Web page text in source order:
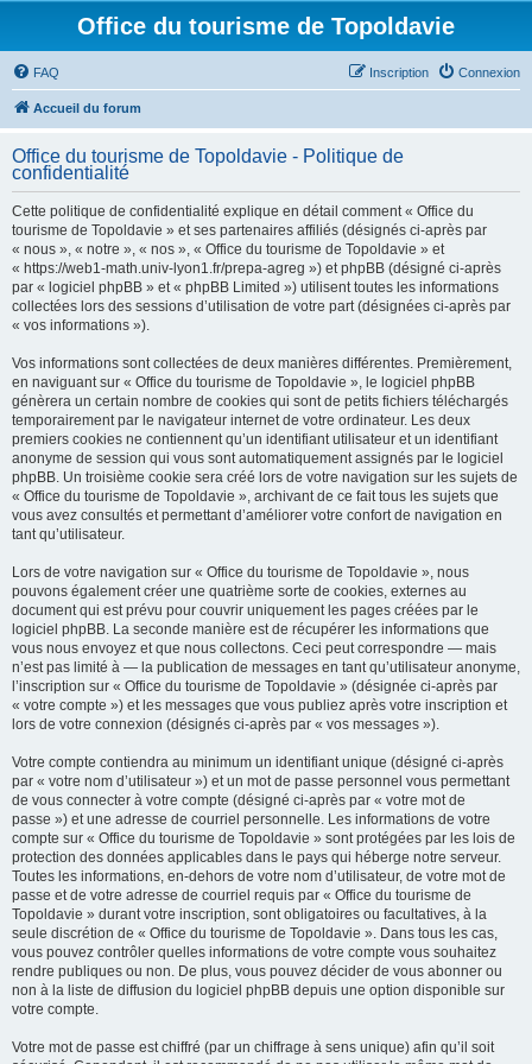
Office du tourisme de Topoldavie
FAQ Connexion
Inscription
Accueil du forum
Office du tourisme de Topoldavie - Politique de
confidentialité
Cette politique de confidentialité explique en détail comment « Office du
tourisme de Topoldavie » et ses partenaires affiliés (désignés ci-après par
« nous », « notre », « nos », « Office du tourisme de Topoldavie » et
« https://web1-math.univ-lyon1.fr/prepa-agreg ») et phpBB (désigné ci-après
par « logiciel phpBB » et « phpBB Limited ») utilisent toutes les informations
collectées lors des sessions d’utilisation de votre part (désignées ci-après par
« vos informations »).
Vos informations sont collectées de deux manières différentes. Premièrement,
en naviguant sur « Office du tourisme de Topoldavie », le logiciel phpBB
génèrera un certain nombre de cookies qui sont de petits fichiers téléchargés
temporairement par le navigateur internet de votre ordinateur. Les deux
premiers cookies ne contiennent qu’un identifiant utilisateur et un identifiant
anonyme de session qui vous sont automatiquement assignés par le logiciel
phpBB. Un troisième cookie sera créé lors de votre navigation sur les sujets de
« Office du tourisme de Topoldavie », archivant de ce fait tous les sujets que
vous avez consultés et permettant d’améliorer votre confort de navigation en
tant qu’utilisateur.
Lors de votre navigation sur « Office du tourisme de Topoldavie », nous
pouvons également créer une quatrième sorte de cookies, externes au
document qui est prévu pour couvrir uniquement les pages créées par le
logiciel phpBB. La seconde manière est de récupérer les informations que
vous nous envoyez et que nous collectons. Ceci peut correspondre — mais
n’est pas limité à — la publication de messages en tant qu’utilisateur anonyme,
l’inscription sur « Office du tourisme de Topoldavie » (désignée ci-après par
« votre compte ») et les messages que vous publiez après votre inscription et
lors de votre connexion (désignés ci-après par « vos messages »).
Votre compte contiendra au minimum un identifiant unique (désigné ci-après
par « votre nom d’utilisateur ») et un mot de passe personnel vous permettant
de vous connecter à votre compte (désigné ci-après par « votre mot de
passe ») et une adresse de courriel personnelle. Les informations de votre
compte sur « Office du tourisme de Topoldavie » sont protégées par les lois de
protection des données applicables dans le pays qui héberge notre serveur.
Toutes les informations, en-dehors de votre nom d’utilisateur, de votre mot de
passe et de votre adresse de courriel requis par « Office du tourisme de
Topoldavie » durant votre inscription, sont obligatoires ou facultatives, à la
seule discrétion de « Office du tourisme de Topoldavie ». Dans tous les cas,
vous pouvez contrôler quelles informations de votre compte vous souhaitez
rendre publiques ou non. De plus, vous pouvez décider de vous abonner ou
non à la liste de diffusion du logiciel phpBB depuis une option disponible sur
votre compte.
Votre mot de passe est chiffré (par un chiffrage à sens unique) afin qu’il soit